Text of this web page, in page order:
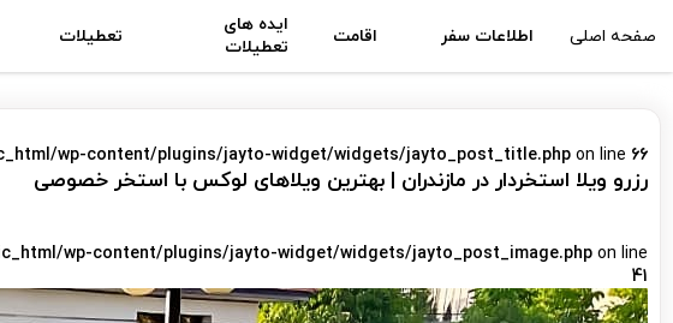
صفحه اصلی اطلاعات سفر اقامت
ایده های
تعطیلات
تعطیلات
wp-content/plugins/jayto-widget/widgets/jayto_post_title.php on line 66
رزرو ویلا استخردار در مازندران | بهترین ویلاهای لوکس با استخر خصوصی
wp-content/plugins/jayto-widget/widgets/jayto_post_image.php on line
41